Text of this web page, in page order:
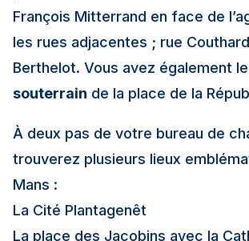
François Mitterrand en face de
les rues adjacentes ; rue
Berthelot. Vous avez également le
souterrain de la place de la
À deux pas de votre bureau de
trouverez plusieurs lieux
Mans :
La Cité Plantagenêt
La place des Jacobins avec la